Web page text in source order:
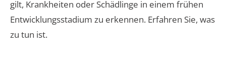
gilt, Krankheiten oder Schädlinge in einem frühen
Entwicklungsstadium zu erkennen. Erfahren Sie, was
zu tun ist.